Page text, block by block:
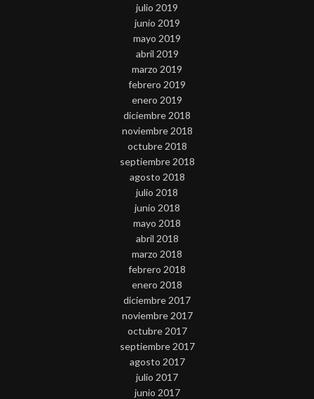
julio 2019
junio 2019
mayo 2019
abril 2019
marzo 2019
febrero 2019
enero 2019
diciembre 2018
noviembre 2018
octubre 2018
septiembre 2018
agosto 2018
julio 2018
junio 2018
mayo 2018
abril 2018
marzo 2018
febrero 2018
enero 2018
diciembre 2017
noviembre 2017
octubre 2017
septiembre 2017
agosto 2017
julio 2017
junio 2017